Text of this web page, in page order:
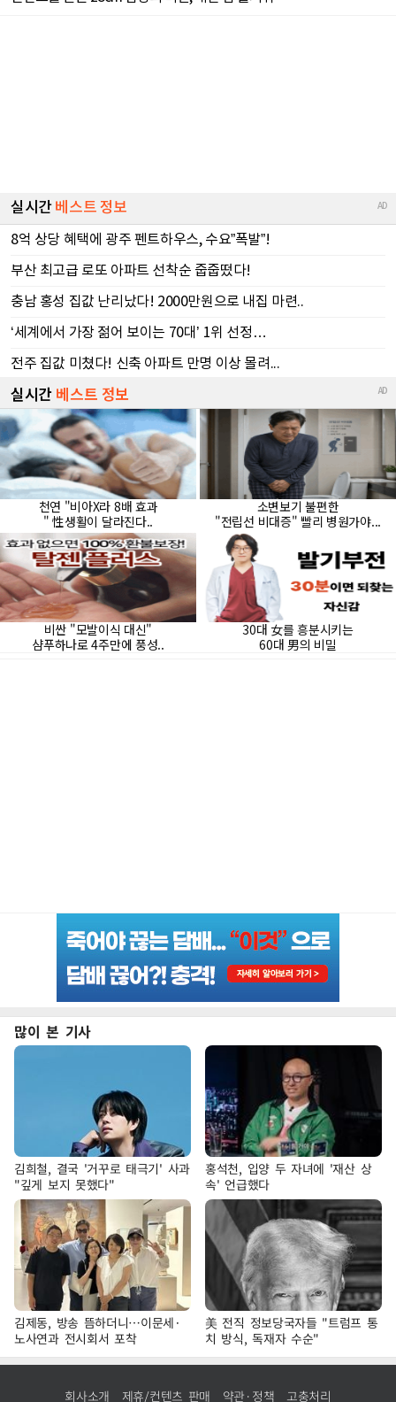
많이 본 기사
김희철, 결국 '거꾸로 태극기' 사과
"깊게 보지 못했다"
홍석천, 입양 두 자녀에 '재산 상
속' 언급했다
김제동, 방송 뜸하더니…이문세·
노사연과 전시회서 포착
美 전직 정보당국자들 "트럼프 통
치 방식, 독재자 수순"
회사소개 제휴/컨텐츠 판매 약관·정책 고충처리